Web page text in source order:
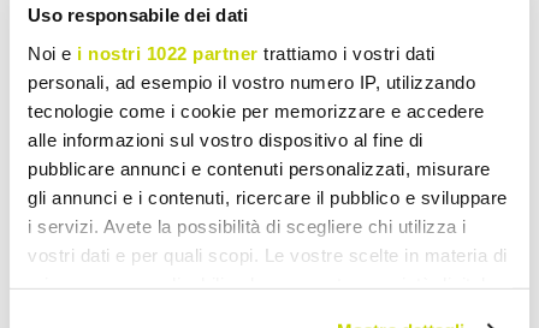
Uso responsabile dei dati
Noi e i nostri 1022 partner trattiamo i vostri dati
personali, ad esempio il vostro numero IP, utilizzando
tecnologie come i cookie per memorizzare e accedere
alle informazioni sul vostro dispositivo al fine di
pubblicare annunci e contenuti personalizzati, misurare
gli annunci e i contenuti, ricercare il pubblico e sviluppare
i servizi. Avete la possibilità di scegliere chi utilizza i
vostri dati e per quali scopi. Le vostre scelte in materia di